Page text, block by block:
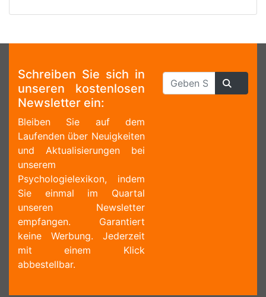
Schreiben Sie sich in
unseren kostenlosen
Newsletter ein:
Bleiben Sie auf dem
Laufenden über Neuigkeiten
und Aktualisierungen bei
unserem
Psychologielexikon, indem
Sie einmal im Quartal
unseren Newsletter
empfangen. Garantiert
keine Werbung. Jederzeit
mit einem Klick
abbestellbar.